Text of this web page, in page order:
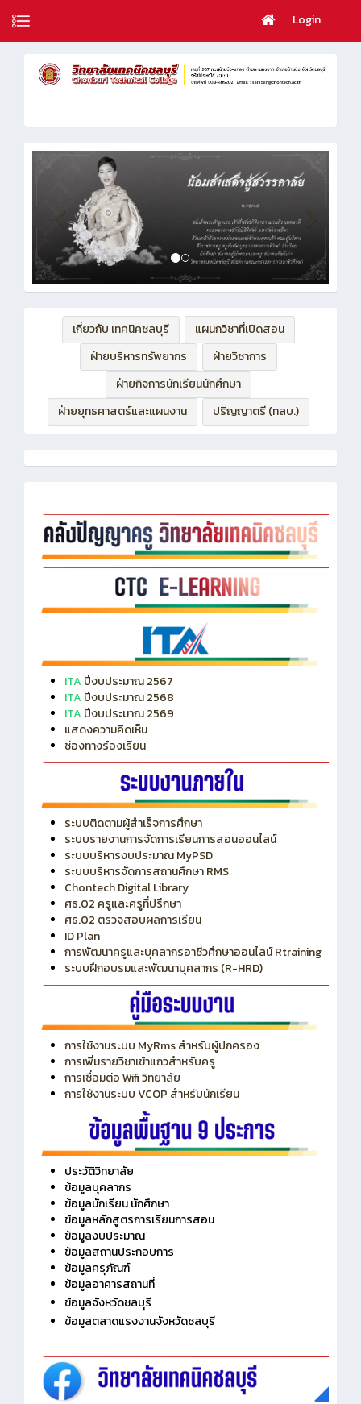
Login
เกี่ยวกับ เทคนิคชลบุรี
แผนกวิชาที่เปิดสอน
ฝ่ายบริหารทรัพยากร
ฝ่ายวิชาการ
ฝ่ายกิจการนักเรียนนักศึกษา
ฝ่ายยุทธศาสตร์และแผนงาน
ปริญญาตรี (ทลบ.)
ITA ปีงบประมาณ 2567
ITA ปีงบประมาณ 2568
ITA ปีงบประมาณ 2569
แสดงความคิดเห็น
ช่องทางร้องเรียน
ระบบติดตามผู้สำเร็จการศึกษา
ระบบรายงานการจัดการเรียนการสอนออนไลน์
ระบบบริหารงบประมาณ MyPSD
ระบบบริหารจัดการสถานศึกษา RMS
Chontech Digital Library
ศธ.02 ครูและครูที่ปรึกษา
ศธ.02 ตรวจสอบผลการเรียน
ID Plan
การพัฒนาครูและบุคลากรอาชีวศึกษาออนไลน์ Rtraining
ระบบฝึกอบรมและพัฒนาบุคลากร (R-HRD)
การใช้งานระบบ MyRms สำหรับผู้ปกครอง
การเพิ่มรายวิชาเข้าแถวสำหรับครู
การเชื่อมต่อ Wifi วิทยาลัย
การใช้งานระบบ VCOP สำหรับนักเรียน
ประวัติวิทยาลัย
ข้อมูลบุคลากร
ข้อมูลนักเรียน นักศึกษา
ข้อมูลหลักสูตรการเรียนการสอน
ข้อมูลงบประมาณ
ข้อมูลสถานประกอบการ
ข้อมูลครุภัณฑ์
ข้อมูลอาคารสถานที่
ข้อมูลจังหวัดชลบุรี
ข้อมูลตลาดแรงงานจังหวัดชลบุรี